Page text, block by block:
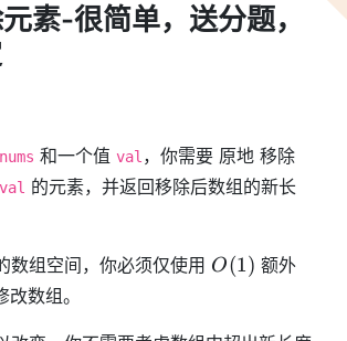
素-很简单，送分题，
nums 和一个值 val ，你需要 原地 移除
val 的元素，并返回移除后数组的新长
数组空间，你必须仅使用 O
O(1) 额外
改数组。